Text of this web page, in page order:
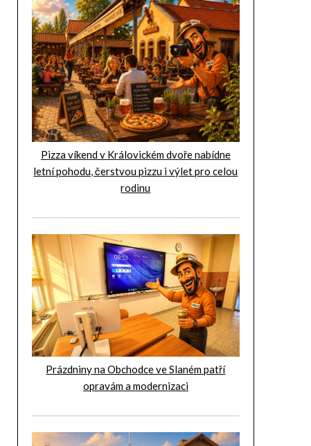
Pizza víkend v Královickém dvoře nabídne
letní pohodu, čerstvou pizzu i výlet pro celou
rodinu
Prázdniny na Obchodce ve Slaném patří
opravám a modernizaci